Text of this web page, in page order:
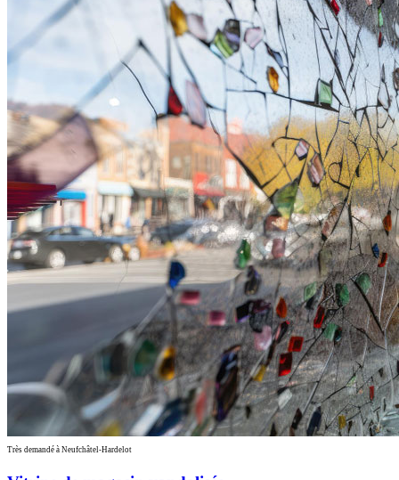
Très demandé à Neufchâtel-Hardelot